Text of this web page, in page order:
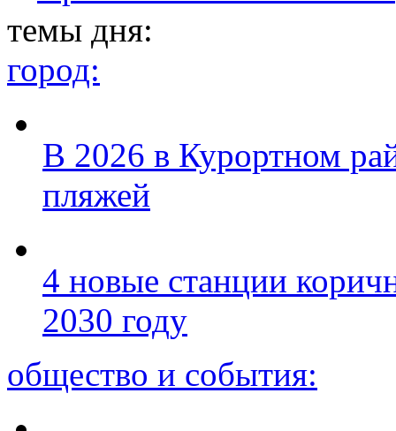
темы дня:
город:
В 2026 в Курортном
пляжей
4 новые станции
2030 году
общество и события: